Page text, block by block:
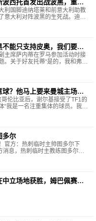
西托首发出战波黑，重要
利国脚迪纳塔莱和前意大利助教
意大利对阵波黑的生死战。迪纳
斯波西托放在首发1
能只支持皮奥，我们要支
主席萨内蒂在罗马参加活动时接
。关于好友托蒂“是的，我和弗兰
久的情谊，还有着深深的钦
？他马上要来曼城主场，
伦比亚后，谢尔基接受了TF1的
“我是一名注重集体的球员。我知
唯一追求的就是我
多尔
官方：热刺临时主帅图多尔下
息，热刺临时主教练图多尔下
赛季末到期的合同。图多尔此次
立场地获胜，姆巴佩赛后